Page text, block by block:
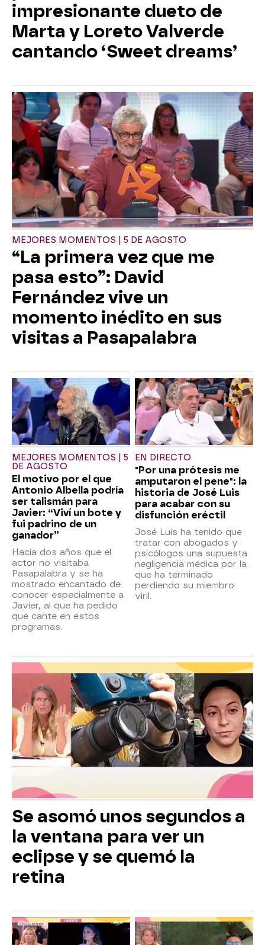
impresionante dueto de
Marta y Loreto Valverde
cantando ‘Sweet dreams’
MEJORES MOMENTOS | 5 DE AGOSTO
“La primera vez que me
pasa esto”: David
Fernández vive un
momento inédito en sus
visitas a Pasapalabra
MEJORES MOMENTOS | 5
DE AGOSTO
El motivo por el que
Antonio Albella podría
ser talismán para
Javier: “Viví un bote y
fui padrino de un
ganador”
Hacía dos años que el
actor no visitaba
Pasapalabra y se ha
mostrado encantado de
conocer especialmente a
Javier, al que ha pedido
que cante en estos
programas.
EN DIRECTO
"Por una prótesis me
amputaron el pene": la
historia de José Luis
para acabar con su
disfunción eréctil
José Luis ha tenido que
tratar con abogados y
psicólogos una supuesta
negligencia médica por la
que ha terminado
perdiendo su miembro
viril.
Se asomó unos segundos a
la ventana para ver un
eclipse y se quemó la
retina